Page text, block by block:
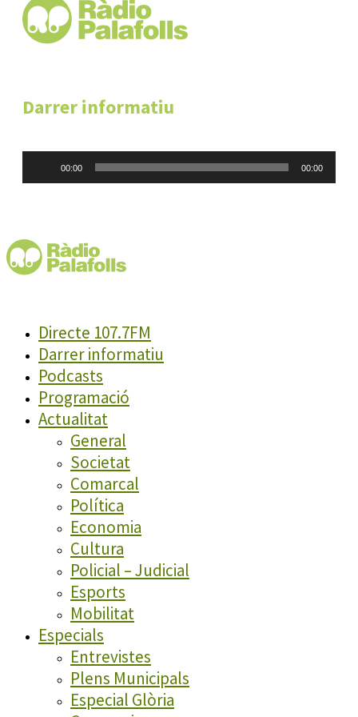
Darrer informatiu
00:00 00:00
Directe 107.7FM
Darrer informatiu
Podcasts
Programació
Actualitat
General
Societat
Comarcal
Política
Economia
Cultura
Policial – Judicial
Esports
Mobilitat
Especials
Entrevistes
Plens Municipals
Especial Glòria